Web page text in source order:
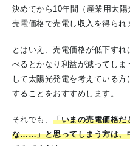
決めてから10年間（産業用太
売電価格で売電し収入を得られ
とはいえ、売電価格が低下す
べるとかなり利益が減ってしま
して太陽光発電を考えている
することをおすすめします。
それでも、「いまの売電価格だ
な……」と思ってしまう方は、